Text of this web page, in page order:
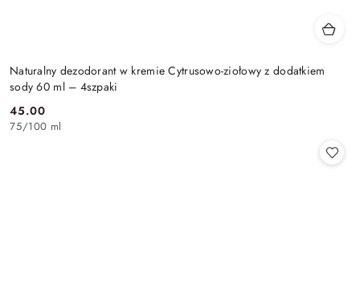
Naturalny dezodorant w kremie Cytrusowo-ziołowy z dodatkiem
sody 60 ml – 4szpaki
Cena:
45.00
75/100 ml